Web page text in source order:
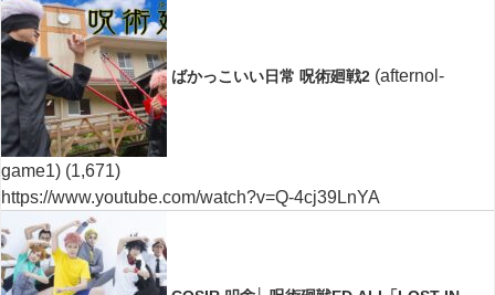
ばかっこいい日常 呪術廻戦2 (afternol-
game1) (1,671)
https://www.youtube.com/watch?v=Q-4cj39LnYA